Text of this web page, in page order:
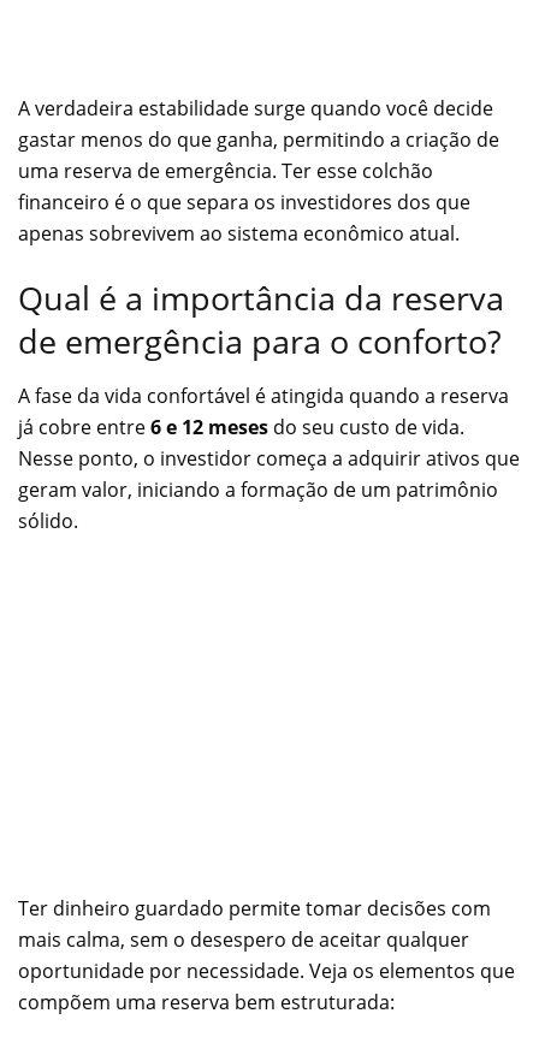
A verdadeira estabilidade surge quando você decide
gastar menos do que ganha, permitindo a criação de
uma reserva de emergência. Ter esse colchão
financeiro é o que separa os investidores dos que
apenas sobrevivem ao sistema econômico atual.
Qual é a importância da reserva
de emergência para o conforto?
A fase da vida confortável é atingida quando a reserva
já cobre entre6 e 12 meses do seu custo de vida.
Nesse ponto, o investidor começa a adquirir ativos que
geram valor, iniciando a formação de um patrimônio
sólido.
Ter dinheiro guardado permite tomar decisões com
mais calma, sem o desespero de aceitar qualquer
oportunidade por necessidade. Veja os elementos que
compõem uma reserva bem estruturada: